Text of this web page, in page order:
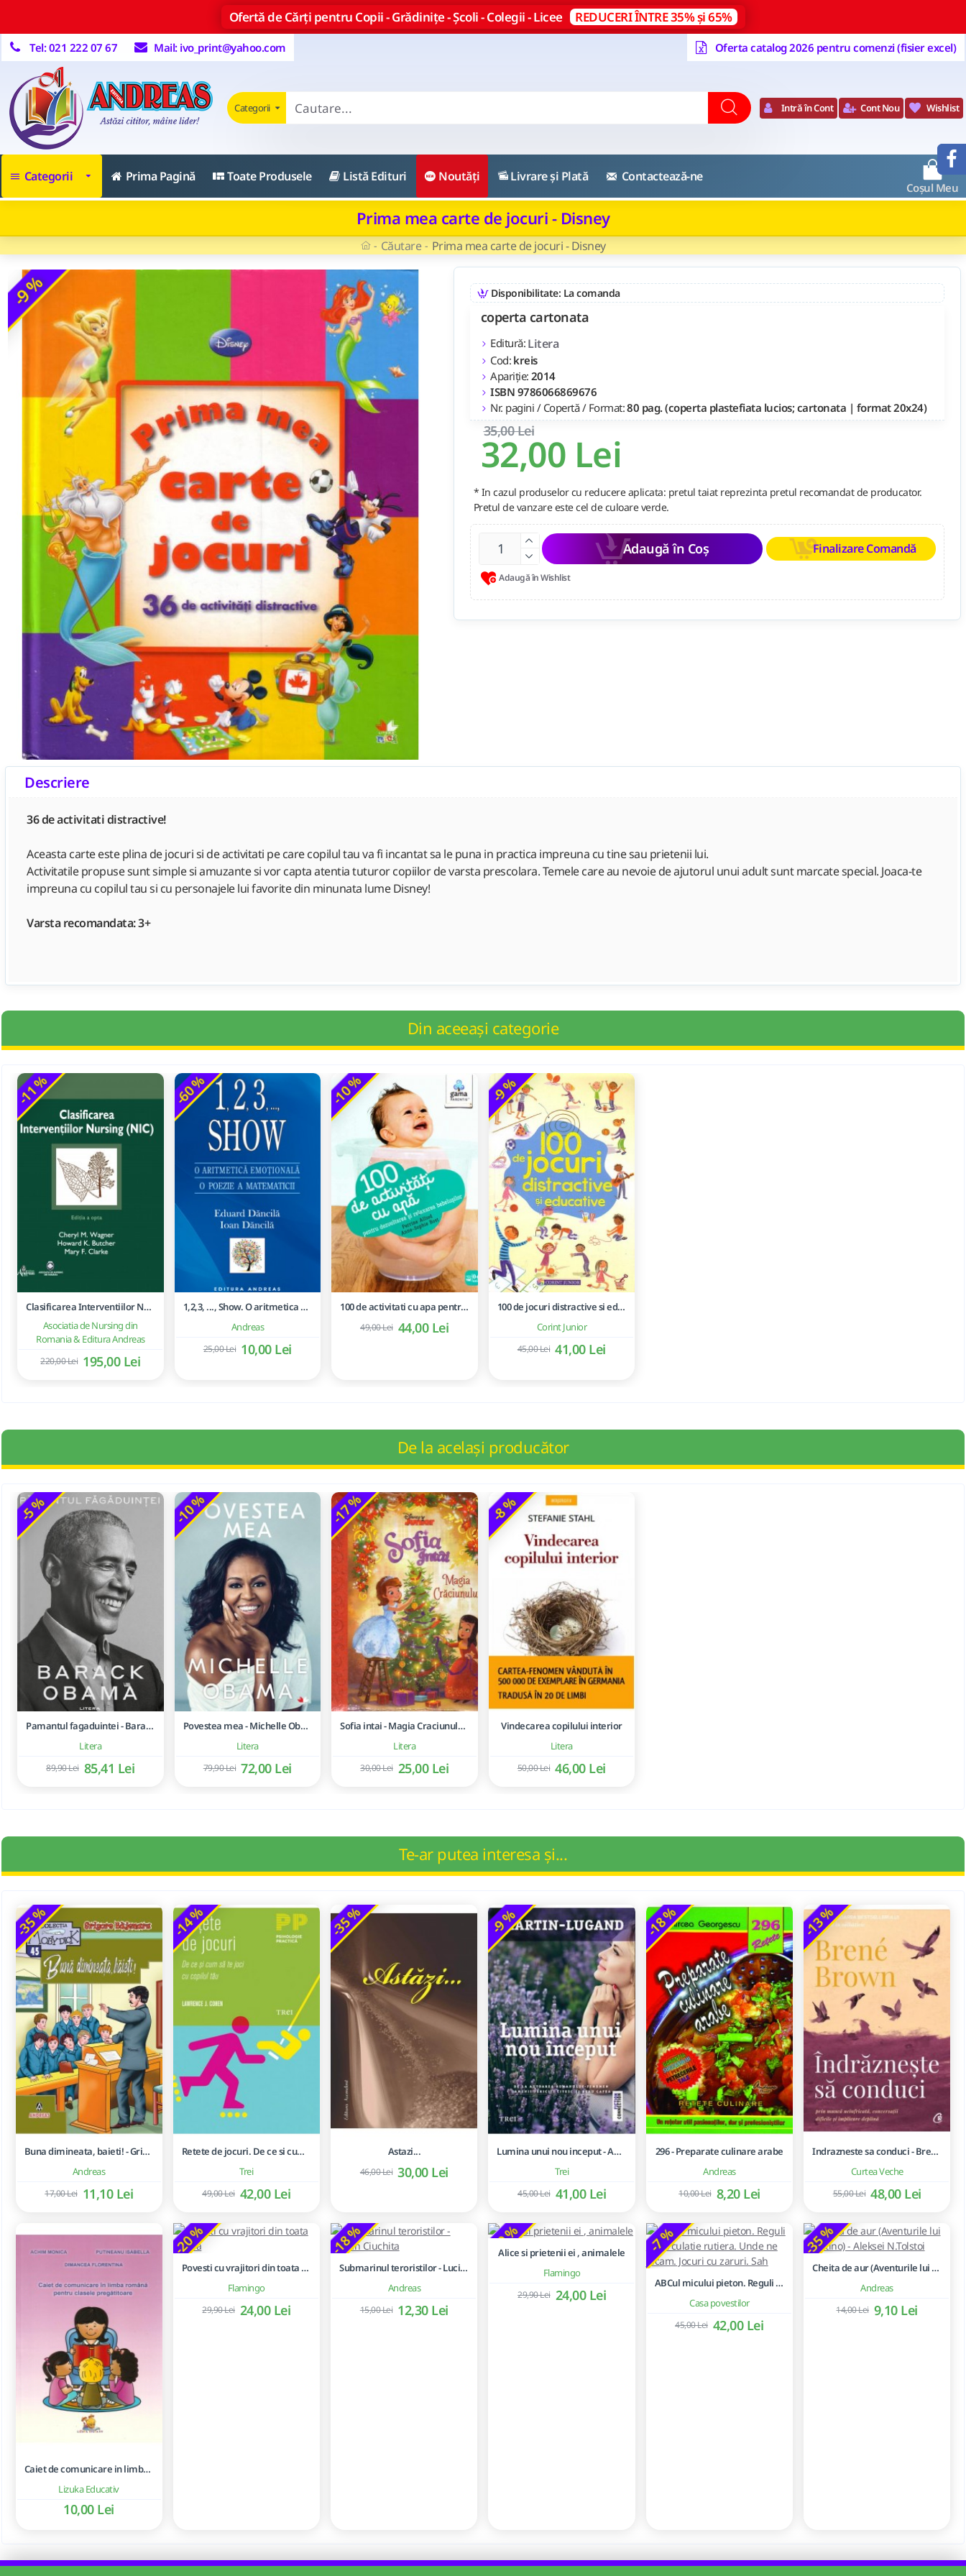
Ofertă de Cărți pentru Copii - Grădinițe - Școli - Colegii - Licee REDUCERI ÎNTRE 35% și 65%
Tel: 021 222 07 67 Mail: ivo_print@yahoo.com Oferta catalog 2026 pentru comenzi (fisier excel)
Categorii Intră în Cont Cont Nou Wishlist
Categorii Prima Pagină Toate Produsele Listă Edituri Noutăți Livrare și Plată Contactează-ne
Coșul Meu
0
Căutare Prima mea carte de jocuri - Disney
Prima mea carte de jocuri - Disney
-9 % Disponibilitate: La comanda
32,00 Lei
35,00 Lei
coperta cartonata
Editură: Litera
Cod: kreis
Apariție: 2014
ISBN 9786066869676
Nr. pagini / Copertă / Format:80 pag. (coperta plastefiata lucios; cartonata | format 20x24)
Adaugă în Coș Finalizare Comandă
Adaugă în Wishlist
* In cazul produselor cu reducere aplicata: pretul taiat reprezinta pretul recomandat de producator.
Pretul de vanzare este cel de culoare verde.
Descriere
36 de activitati distractive!
Aceasta carte este plina de jocuri si de activitati pe care copilul tau va fi incantat sa le puna in practica impreuna cu tine sau prietenii lui.
Activitatile propuse sunt simple si amuzante si vor capta atentia tuturor copiilor de varsta prescolara. Temele care au nevoie de ajutorul unui adult sunt marcate special. Joaca-te
impreuna cu copilul tau si cu personajele lui favorite din minunata lume Disney!
Varsta recomandata: 3+
Din aceeași categorie
-11 %
Asociatia de Nursing din
Romania & Editura Andreas
Clasificarea Interventiilor Nursing (NIC)
195,00 Lei
220,00 Lei
-60 %
Andreas
1,2,3, ..., Show. O aritmetica emotionala, o poezie a matematicii - Ioan Dancila
10,00 Lei
25,00 Lei
-10 %
100 de activitati cu apa pentru dezvoltarea si relaxarea bebelusilor - Perrine Alliod
44,00 Lei
49,00 Lei
-9 %
Corint Junior
100 de jocuri distractive si educative
41,00 Lei
45,00 Lei
De la același producător
-5 %
Litera
Pamantul fagaduintei - Barack Obama
85,41 Lei
89,90 Lei
-10 %
Litera
Povestea mea - Michelle Obama
72,00 Lei
79,90 Lei
-17 %
Litera
Sofia intai - Magia Craciunului - Disney Junior
25,00 Lei
30,00 Lei
-8 %
Litera
Vindecarea copilului interior
46,00 Lei
50,00 Lei
Te-ar putea interesa și...
-35 %
Andreas
Buna dimineata, baieti! - Grigore Bajenaru
11,10 Lei
17,00 Lei
-14 %
Trei
Retete de jocuri. De ce si cum sa te joci cu copilul tau - Lawrence J. Cohen
42,00 Lei
49,00 Lei
-35 %
Astazi...
30,00 Lei
46,00 Lei
-9 %
Trei
Lumina unui nou inceput - Agnès Martin-Lugand
41,00 Lei
45,00 Lei
-18 %
Andreas
296 - Preparate culinare arabe
8,20 Lei
10,00 Lei
-13 %
Curtea Veche
Indrazneste sa conduci - Brene Brown
48,00 Lei
55,00 Lei
Lizuka Educativ
Caiet de comunicare in limba romana pentru clasele pregatitoare - Achim Monica, Dimancea Florentina, Putineanu Isabella
10,00 Lei
-20 %
Flamingo
Povesti cu vrajitori din toata lumea
24,00 Lei
29,90 Lei
-18 %
Andreas
Submarinul teroristilor - Lucian Ciuchita
12,30 Lei
15,00 Lei
-20 %
Flamingo
Alice si prietenii ei , animalele
24,00 Lei
29,90 Lei
-7 %
Casa povestilor
ABCul micului pieton. Reguli de circulatie rutiera. Unde ne jucam. Jocuri cu zaruri. Sah
42,00 Lei
45,00 Lei
-35 %
Andreas
Cheita de aur (Aventurile lui Buratino) - Aleksei N.Tolstoi
9,10 Lei
14,00 Lei